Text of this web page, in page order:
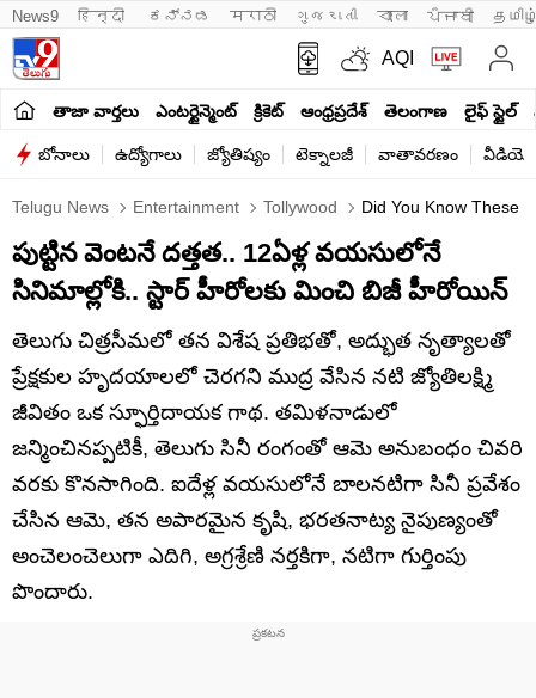
News9 हिन्दी ಕನ್ನಡ मराठी ગુજરાતી বাংলা ਪੰਜਾਬੀ
AQI
తాజా వార్తలు ఎంటర్టైన్మెంట్ క్రికెట్ ఆంధ్రప్రదేశ్ తెలంగాణ లైఫ్ స్టైల్
బోనాలు ఉద్యోగాలు జ్యోతిష్యం టెక్నాలజీ వాతావరణం
Telugu News Entertainment Tollywood Did You Know These
పుట్టిన వెంటనే దత్తత.. 12ఏళ్ల వయసులోనే
సినిమాల్లోకి.. స్టార్ హీరోలకు మించి బిజీ హీరోయిన్
తెలుగు చిత్రసీమలో తన విశేష ప్రతిభతో, అద్భుత నృత్యాలతో
ప్రేక్షకుల హృదయాలలో చెరగని ముద్ర వేసిన నటి జ్యోతిలక్ష్మి
జీవితం ఒక స్ఫూర్తిదాయక గాథ. తమిళనాడులో
జన్మించినప్పటికీ, తెలుగు సినీ రంగంతో ఆమె అనుబంధం చివరి
వరకు కొనసాగింది. ఐదేళ్ల వయసులోనే బాలనటిగా సినీ ప్రవేశం
చేసిన ఆమె, తన అపారమైన కృషి, భరతనాట్య నైపుణ్యంతో
అంచెలంచెలుగా ఎదిగి, అగ్రశ్రేణి నర్తకిగా, నటిగా గుర్తింపు
పొందారు.